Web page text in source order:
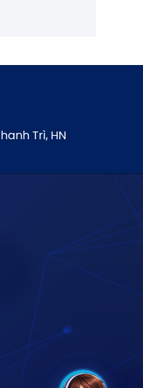
Trì, HN